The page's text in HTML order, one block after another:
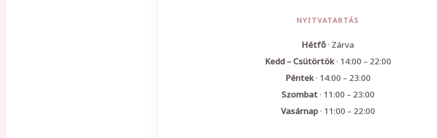
NYITVATARTÁS
Hétfő· Zárva
Kedd – Csütörtök· 14:00 – 22:00
Péntek· 14:00 – 23:00
Szombat· 11:00 – 23:00
Vasárnap· 11:00 – 22:00